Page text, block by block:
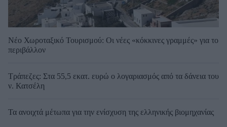
Νέο Χωροταξικό Τουρισμού: Οι νέες «κόκκινες γραμμές» για το
περιβάλλον
Τράπεζες: Στα 55,5 εκατ. ευρώ ο λογαριασμός από τα δάνεια του
ν. Κατσέλη
Τα ανοιχτά μέτωπα για την ενίσχυση της ελληνικής βιομηχανίας